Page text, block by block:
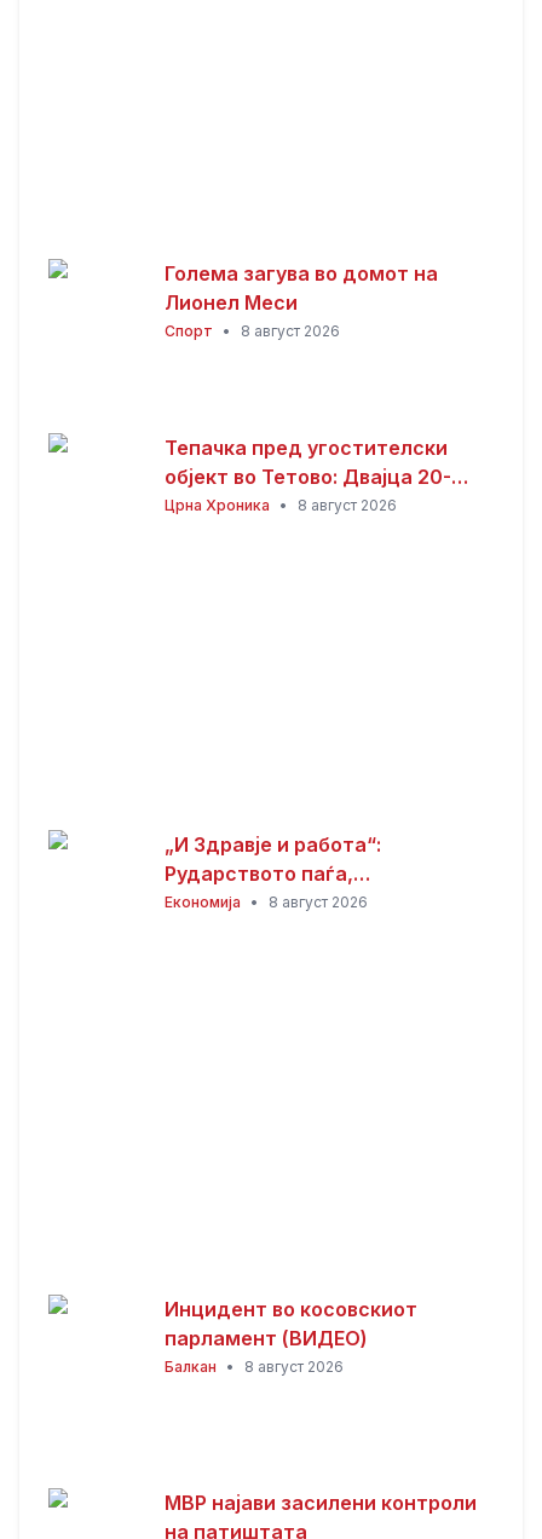
Голема загува во домот на
Лионел Меси
Спорт • 8 август 2026
Тепачка пред угостителски
објект во Тетово: Двајца 20-
годишници избодени со нож,
Црна Хроника • 8 август 2026
„И Здравје и работа“:
Рударството паѓа,
инвестициите стојат –
Економија • 8 август 2026
Инцидент во косовскиот
парламент (ВИДЕО)
Балкан • 8 август 2026
МВР најави засилени контроли
на патиштата